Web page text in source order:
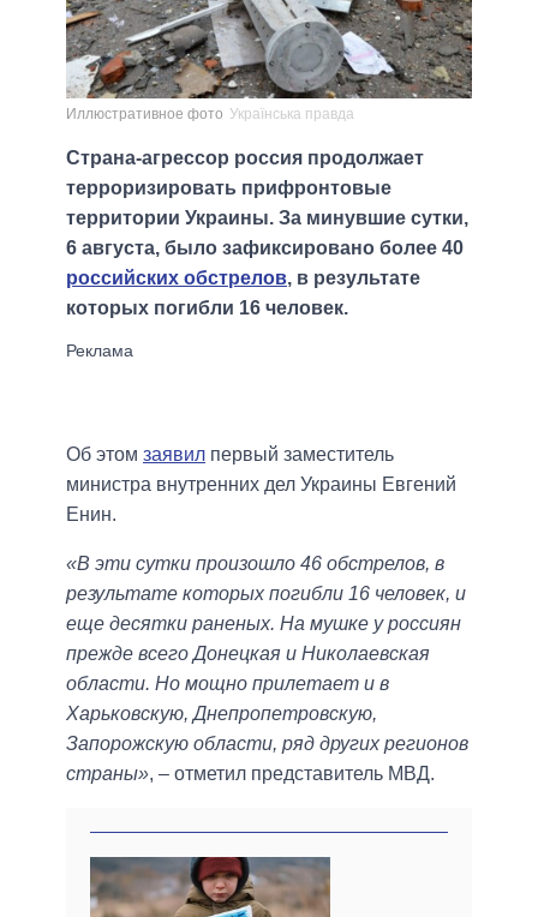
Иллюстративное фото Українська правда
Страна-агрессор россия продолжает
терроризировать прифронтовые
территории Украины. За минувшие сутки,
6 августа, было зафиксировано более 40
российских обстрелов, в результате
которых погибли 16 человек.
Об этом заявил первый заместитель
министра внутренних дел Украины Евгений
Енин.
«В эти сутки произошло 46 обстрелов, в
результате которых погибли 16 человек, и
еще десятки раненых. На мушке у россиян
прежде всего Донецкая и Николаевская
области. Но мощно прилетает и в
Харьковскую, Днепропетровскую,
Запорожскую области, ряд других регионов
страны», – отметил представитель МВД.